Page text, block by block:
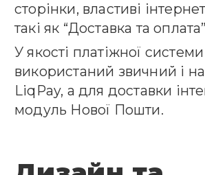
сторінки, властиві
такі як “Доставка та
У якості платіжної
використаний звичний і
LiqPay, а для доставки
модуль Нової Пошти.